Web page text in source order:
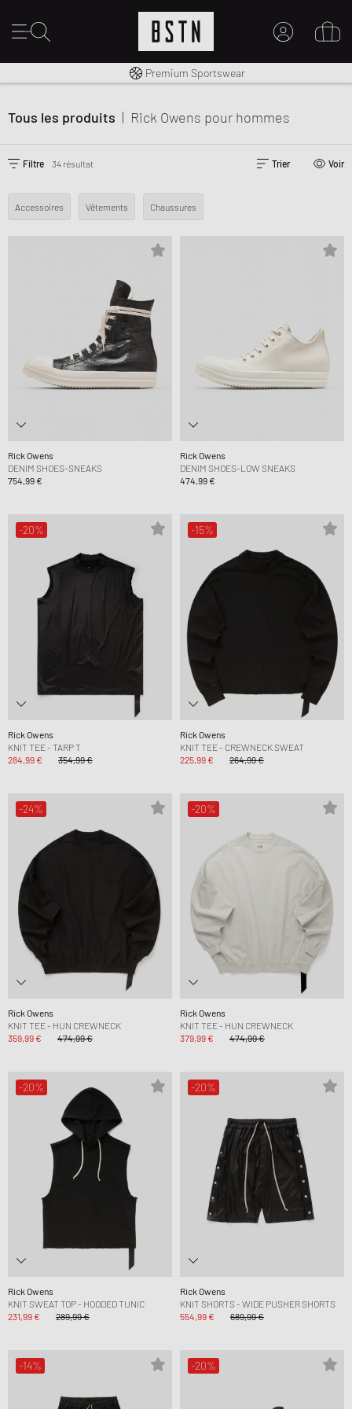
CRÉER UN COMPTE
Livraison gratuite dès 100€
Premium Sportswear
Tous les produits | Rick Owens pour hommes
Filtre 34 résultat Trier Voir
Accessoires Vêtements Chaussures
Rick Owens
DENIM SHOES-SNEAKS
754,99 €
Rick Owens
DENIM SHOES-LOW SNEAKS
474,99 €
-20%
Rick Owens
KNIT TEE - TARP T
284,99 €
354,99 €
-15%
Rick Owens
KNIT TEE - CREWNECK SWEAT
225,99 €
264,99 €
-24%
Rick Owens
KNIT TEE - HUN CREWNECK
359,99 €
474,99 €
-20%
Rick Owens
KNIT TEE - HUN CREWNECK
379,99 €
474,99 €
-20%
Rick Owens
KNIT SWEAT TOP - HOODED TUNIC
231,99 €
289,99 €
-20%
Rick Owens
KNIT SHORTS - WIDE PUSHER SHORTS
554,99 €
689,99 €
-14% -20%